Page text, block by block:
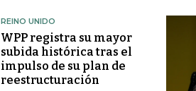
REINO UNIDO
WPP registra su mayor
subida histórica tras el
impulso de su plan de
reestructuración